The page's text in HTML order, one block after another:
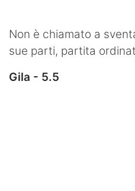
Non è chiamato a
sue parti, partita
Gila - 5.5